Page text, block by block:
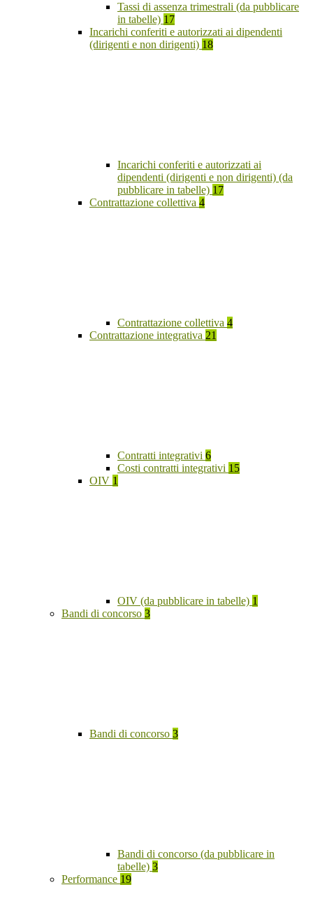
Tassi di assenza trimestrali (da pubblicare
in tabelle) 17
Incarichi conferiti e autorizzati ai dipendenti
(dirigenti e non dirigenti) 18
Incarichi conferiti e autorizzati ai
dipendenti (dirigenti e non dirigenti) (da
pubblicare in tabelle) 17
Contrattazione collettiva 4
Contrattazione collettiva 4
Contrattazione integrativa 21
Contratti integrativi 6
Costi contratti integrativi 15
OIV 1
OIV (da pubblicare in tabelle) 1
Bandi di concorso 3
Bandi di concorso 3
Bandi di concorso (da pubblicare in
tabelle) 3
Performance 19